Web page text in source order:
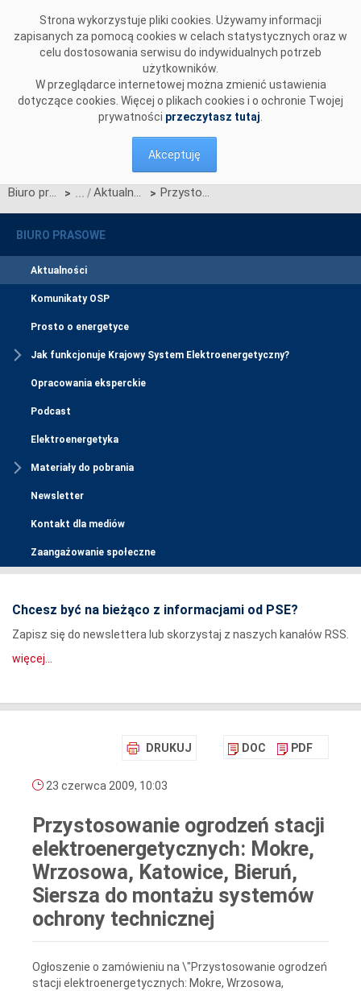
Strona wykorzystuje pliki cookies. Używamy informacji
zapisanych za pomocą cookies w celach statystycznych oraz w
celu dostosowania serwisu do indywidualnych potrzeb
użytkowników.
W przeglądarce internetowej można zmienić ustawienia
dotyczące cookies. Więcej o plikach cookies i o ochronie Twojej
prywatności przeczytasz tutaj
Akceptuję
Biuro prasowe > Aktualności > Przystosowanie ogrodzeń stacji elektroenergetycznych: Mokre, Wrzosowa, Katowice, Bieruń, Siersza do montażu systemów ochrony technicznej
BIURO PRASOWE
Aktualności
Komunikaty OSP
Prosto o energetyce
Jak funkcjonuje Krajowy System Elektroenergetyczny?
Opracowania eksperckie
Podcast
Elektroenergetyka
Materiały do pobrania
Newsletter
Kontakt dla mediów
Zaangażowanie społeczne
Chcesz być na bieżąco z informacjami od PSE?
Zapisz się do newslettera lub skorzystaj z naszych kanałów RSS.
więcej...
DRUKUJ DOC PDF
23 czerwca 2009, 10:03
Przystosowanie ogrodzeń stacji
elektroenergetycznych: Mokre,
Wrzosowa, Katowice, Bieruń,
Siersza do montażu systemów
ochrony technicznej
Ogłoszenie o zamówieniu na \"Przystosowanie ogrodzeń
stacji elektroenergetycznych: Mokre, Wrzosowa,